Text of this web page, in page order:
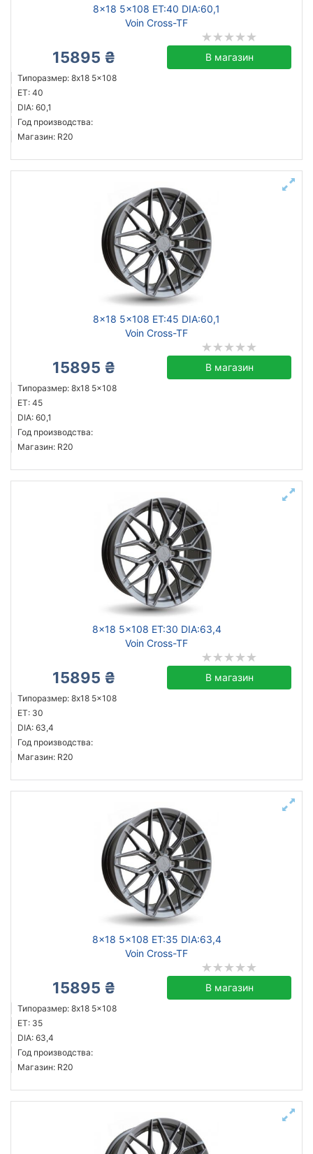
8x18 5x108 ET:40 DIA:60,1
Voin Cross-TF
15895 ₴ В магазин
Типоразмер: 8x18 5x108
ET: 40
DIA: 60,1
Год производства:
Магазин: R20
8x18 5x108 ET:45 DIA:60,1
Voin Cross-TF
15895 ₴ В магазин
Типоразмер: 8x18 5x108
ET: 45
DIA: 60,1
Год производства:
Магазин: R20
8x18 5x108 ET:30 DIA:63,4
Voin Cross-TF
15895 ₴ В магазин
Типоразмер: 8x18 5x108
ET: 30
DIA: 63,4
Год производства:
Магазин: R20
8x18 5x108 ET:35 DIA:63,4
Voin Cross-TF
15895 ₴ В магазин
Типоразмер: 8x18 5x108
ET: 35
DIA: 63,4
Год производства:
Магазин: R20